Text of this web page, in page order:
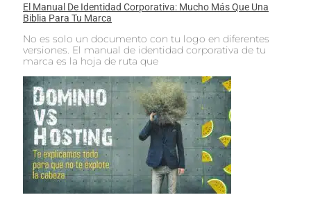
El Manual De Identidad Corporativa: Mucho Más Que Una
Biblia Para Tu Marca
No es solo un documento con tu logo en diferentes
versiones. El manual de identidad corporativa de tu
marca es la hoja de ruta que